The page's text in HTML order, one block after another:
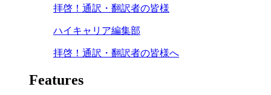
拝啓！通訳・翻訳者の皆様
ハイキャリア編集部
拝啓！通訳・翻訳者の皆様へ
Features